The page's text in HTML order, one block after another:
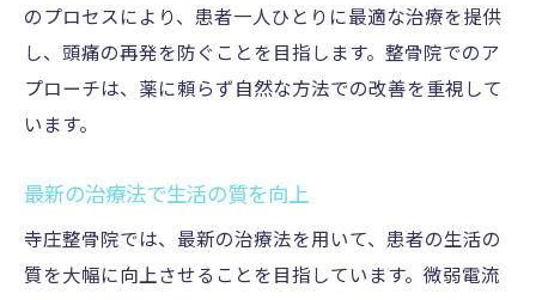
のプロセスにより、患者一人ひとりに最適な治療を提供
し、頭痛の再発を防ぐことを目指します。整骨院でのア
プローチは、薬に頼らず自然な方法での改善を重視して
います。
最新の治療法で生活の質を向上
寺庄整骨院では、最新の治療法を用いて、患者の生活の
質を大幅に向上させることを目指しています。微弱電流